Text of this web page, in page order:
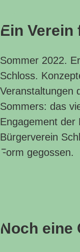
Ein
Sommer 2022.
Schloss.
Veranstaltungen
Sommers: das
Engagement der
Bürgerverein
Form gegossen.
Noch eine